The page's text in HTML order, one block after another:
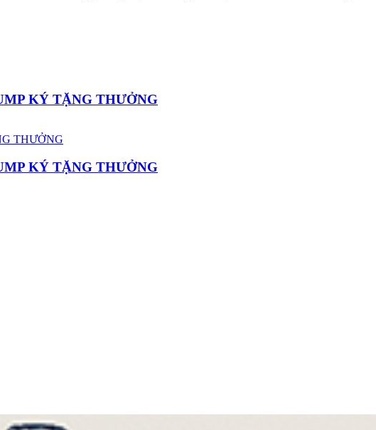
KÝ TẶNG THƯỞNG
KÝ TẶNG THƯỞNG